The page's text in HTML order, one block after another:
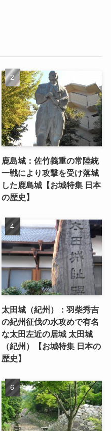
鹿島城：佐竹義重の常陸統
一戦により攻撃を受け落城
した鹿島城【お城特集 日本
の歴史】
太田城（紀州）：羽柴秀吉
の紀州征伐の水攻めで有名
な太田左近の居城 太田城
（紀州）【お城特集 日本の
歴史】